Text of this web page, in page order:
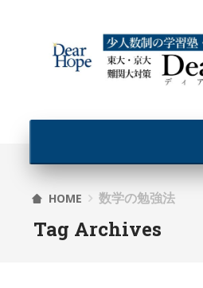
HOME 数学の勉強法
Tag Archives